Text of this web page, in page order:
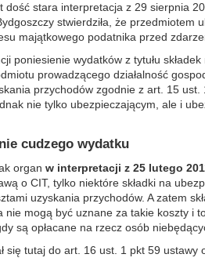
dość stara interpretacja z 29 sierpnia
stwierdziła, że przedmiotem
majątkowego podatnika przed
poniesienie wydatków z tytułu
prowadzącego działalność
przychodów zgodnie z art. 15
nie tylko ubezpieczającym, ale i
cudzego wydatku
organ w interpretacji z 25 lutego
o CIT, tylko niektóre składki na
uzyskania przychodów. A zatem
nie mogą być uznane za takie koszty i
są opłacane na rzecz osób
się tutaj do art. 16 ust. 1 pkt 59 ustawy